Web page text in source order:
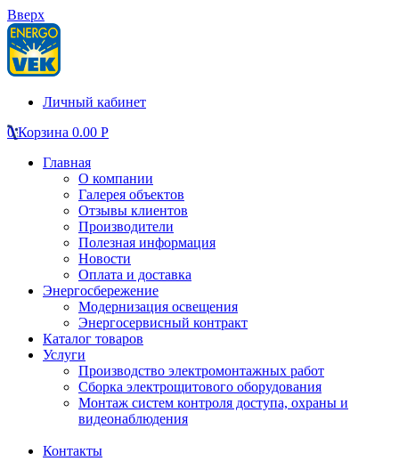
Вверх
Личный кабинет
0 Корзина 0.00 Р
Главная
О компании
Галерея объектов
Отзывы клиентов
Производители
Полезная информация
Новости
Оплата и доставка
Энергосбережение
Модернизация освещения
Энергосервисный контракт
Каталог товаров
Услуги
Производство электромонтажных работ
Сборка электрощитового оборудования
Монтаж систем контроля доступа, охраны и
видеонаблюдения
Контакты